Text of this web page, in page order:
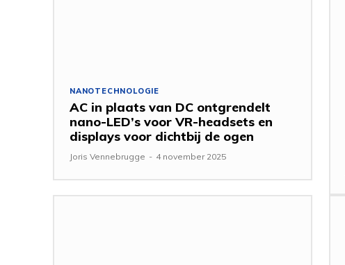
NANOTECHNOLOGIE
AC in plaats van DC ontgrendelt
nano-LED’s voor VR-headsets en
displays voor dichtbij de ogen
Joris Vennebrugge - 4 november 2025